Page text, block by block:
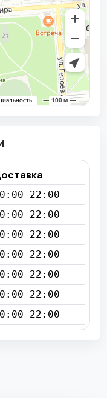
22:00
22:00
22:00
22:00
22:00
22:00
22:00